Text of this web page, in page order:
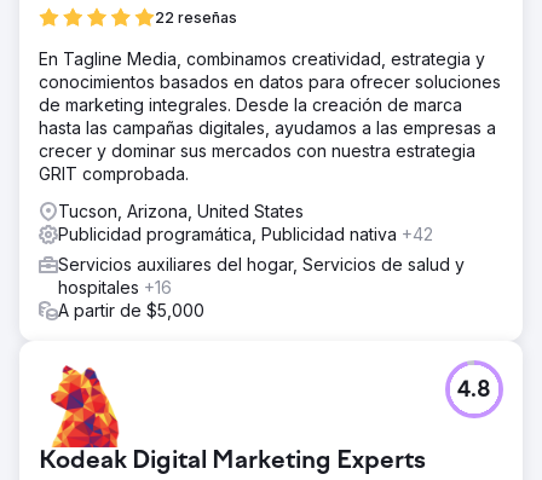
22 reseñas
En Tagline Media, combinamos creatividad, estrategia y
conocimientos basados en datos para ofrecer soluciones
de marketing integrales. Desde la creación de marca
hasta las campañas digitales, ayudamos a las empresas a
crecer y dominar sus mercados con nuestra estrategia
GRIT comprobada.
Tucson, Arizona, United States
Publicidad programática, Publicidad nativa +42
Servicios auxiliares del hogar, Servicios de salud y
hospitales +16
A partir de $5,000
Kodeak Digital Marketing Experts
4.8